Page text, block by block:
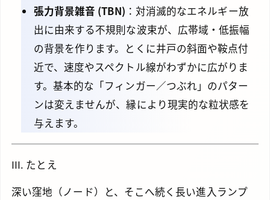
張力背景雑音 (TBN) ：対消滅的なエネルギー放
出に由来する不規則な波束が、広帯域・低振幅
の背景を作ります。とくに井戸の斜面や鞍点付
近で、速度やスペクトル線がわずかに広がりま
す。基本的な「フィンガー／つぶれ」のパター
ンは変えませんが、縁により現実的な粒状感を
与えます。
III. たとえ
深い窪地（ノード）と、そこへ続く長い進入ランプ